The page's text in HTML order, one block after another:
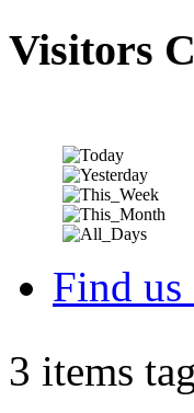
Visitors
Find us
3 items